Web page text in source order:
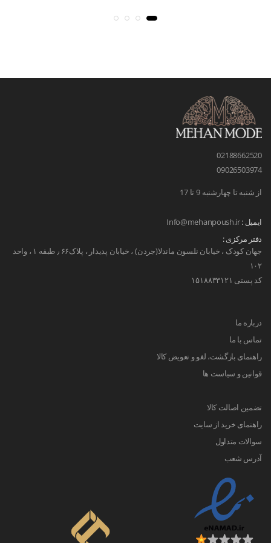
02188662520
09026503974
از شنبه تا چهارشنبه 9 تا 17
ایمیل :Info@mehanpoush.ir
دفتر مرکزی :
جهان کودک ، خیابان نلسون ماندلا(جردن) ، خیابان پدیدار ، پلاک۶۶ ٫ طبقه ۱ ، واحد
۱۰۲
کد پستی ۱۵۱۸۸۳۳۱۲۱
درباره ما
تماس با ما
راهنمای بازگشت، لغو و تعویض کالا
قوانین و سیاست ها
تضمین اصالت کالا
راهنمای خرید از سایت
سوالات متداول
آدرس شعب